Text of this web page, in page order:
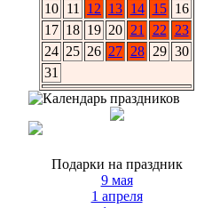
10 11 12 13 14 15
16
17 18 19 20 21 22
23
24 25 26 27 28 29 30
31
Подарки на праздник
9 мая
1 апреля